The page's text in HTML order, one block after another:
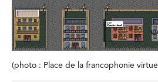
(photo : Place de la francophonie